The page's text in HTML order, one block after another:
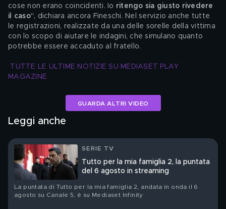
cose non erano coincidenti. Io ritengo sia giusto rivedere
il caso", dichiara ancora Fineschi. Nel servizio anche tutte
le registrazioni, realizzate da una delle sorelle della vittima
con lo scopo di aiutare le indagini, che simulano quanto
potrebbe essere accaduto al fratello.
TUTTE LE ULTIME NOTIZIE SU MEDIASET PLAY
MAGAZINE
GUARDA ALTRI VIDEO
Leggi anche
SERIE TV
Tutto per la mia famiglia 2, la puntata
del 6 agosto in streaming
La puntata di Tutto per la mia famiglia 2, andata in onda il 6
agosto su Canale 5, è su Mediaset Infinity